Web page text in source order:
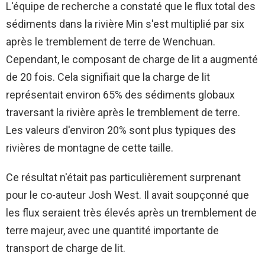
L'équipe de recherche a constaté que le flux total des
sédiments dans la rivière Min s'est multiplié par six
après le tremblement de terre de Wenchuan.
Cependant, le composant de charge de lit a augmenté
de 20 fois. Cela signifiait que la charge de lit
représentait environ 65% des sédiments globaux
traversant la rivière après le tremblement de terre.
Les valeurs d'environ 20% sont plus typiques des
rivières de montagne de cette taille.
Ce résultat n'était pas particulièrement surprenant
pour le co-auteur Josh West. Il avait soupçonné que
les flux seraient très élevés après un tremblement de
terre majeur, avec une quantité importante de
transport de charge de lit.